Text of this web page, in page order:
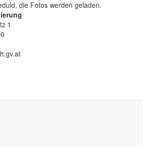
die Fotos werden geladen.
1